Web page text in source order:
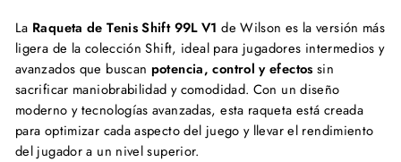
La Raqueta de Tenis Shift 99L V1 de Wilson es la versión más
ligera de la colección Shift, ideal para jugadores intermedios y
avanzados que buscan potencia, control y efectos sin
sacrificar maniobrabilidad y comodidad. Con un diseño
moderno y tecnologías avanzadas, esta raqueta está creada
para optimizar cada aspecto del juego y llevar el rendimiento
del jugador a un nivel superior.